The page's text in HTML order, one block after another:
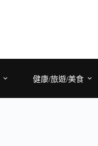
健康/旅遊/美食